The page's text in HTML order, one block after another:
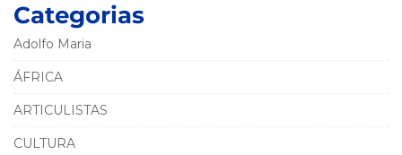
Categorias
Adolfo Maria
ÁFRICA
ARTICULISTAS
CULTURA